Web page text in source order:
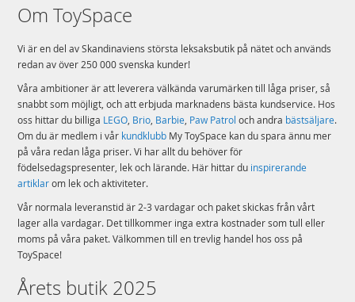
Om ToySpace
Vi är en del av Skandinaviens största leksaksbutik på nätet och används
redan av över 250 000 svenska kunder!
Våra ambitioner är att leverera välkända varumärken till låga priser, så
snabbt som möjligt, och att erbjuda marknadens bästa kundservice. Hos
oss hittar du billiga LEGO, Brio, Barbie, Paw Patrol och andra bästsäljare.
Om du är medlem i vår kundklubb My ToySpace kan du spara ännu mer
på våra redan låga priser. Vi har allt du behöver för
födelsedagspresenter, lek och lärande. Här hittar du inspirerande
artiklarom lek och aktiviteter.
Vår normala leveranstid är 2-3 vardagar och paket skickas från vårt
lager alla vardagar. Det tillkommer inga extra kostnader som tull eller
moms på våra paket. Välkommen till en trevlig handel hos oss på
ToySpace!
Årets butik 2025